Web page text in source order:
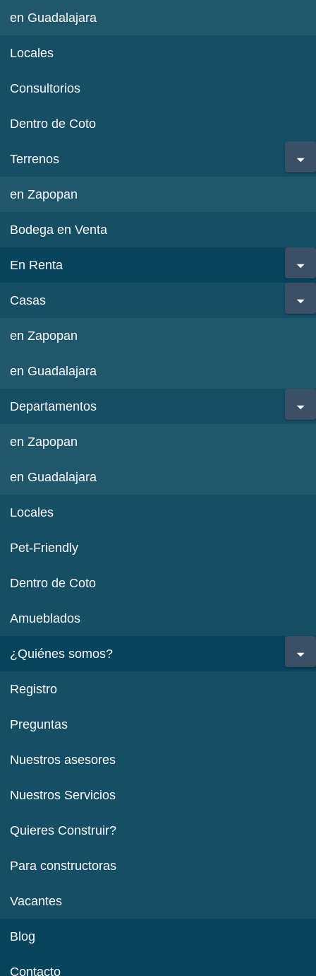
en Guadalajara
Locales
Consultorios
Dentro de Coto
Terrenos
en Zapopan
Bodega en Venta
En Renta
Casas
en Zapopan
en Guadalajara
Departamentos
en Zapopan
en Guadalajara
Locales
Pet-Friendly
Dentro de Coto
Amueblados
¿Quiénes somos?
Registro
Preguntas
Nuestros asesores
Nuestros Servicios
Quieres Construir?
Para constructoras
Vacantes
Blog
Contacto